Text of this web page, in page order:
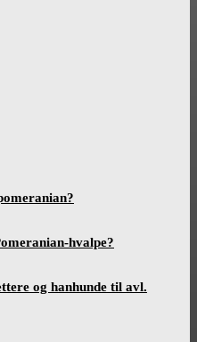
hvalpe?
og hanhunde til avl.